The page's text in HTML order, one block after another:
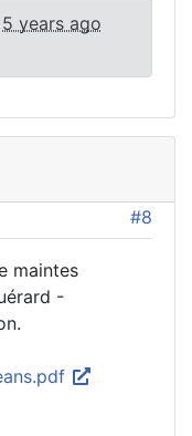
5 years ago
#8
maintes
-